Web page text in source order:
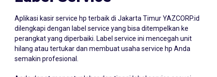
dilengkapi dengan label service yang bisa ditempelkan ke
perangkat yang diperbaiki. Label service ini mencegah unit
hilang atau tertukar dan membuat usaha service hp Anda
semakin profesional.